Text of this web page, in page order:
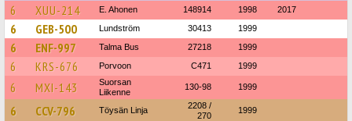
6 XUU-214 E. Ahonen 148914 1998 2017
6 GEB-500 Lundström 30413 1999
6 ENF-997 Talma Bus 27218 1999
6 KRS-676 Porvoon C471 1999
6 MXI-143
Suorsan
Liikenne
130-98 1999
6 CCV-796 Töysän Linja
2208 /
270
1999